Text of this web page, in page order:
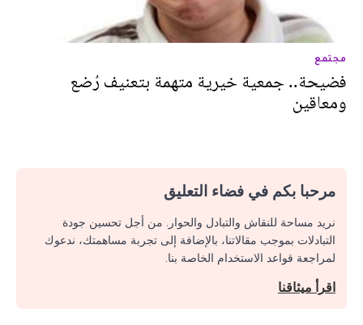
مجتمع
فضيحة.. جمعية خيرية متهمة بتعنيف رُضع
ومعاقين
مرحبا بكم في فضاء التعليق
نريد مساحة للنقاش والتبادل والحوار. من أجل تحسين جودة
التبادلات بموجب مقالاتنا، بالإضافة إلى تجربة مساهمتك، ندعوك
لمراجعة قواعد الاستخدام الخاصة بنا.
اقرأ ميثاقنا